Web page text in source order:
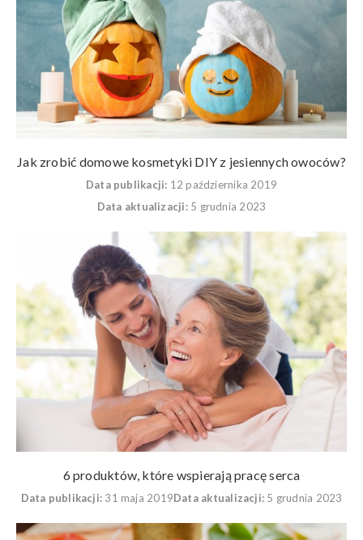
Jak zrobić domowe kosmetyki DIY z jesiennych owoców?
Data publikacji: 12 października 2019
Data aktualizacji: 5 grudnia 2023
6 produktów, które wspierają pracę serca
Data publikacji: 31 maja 2019Data aktualizacji: 5 grudnia 2023